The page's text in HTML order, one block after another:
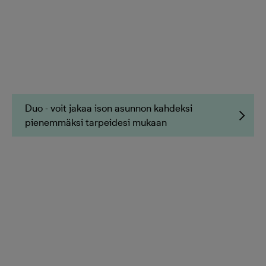
Duo - voit jakaa ison asunnon kahdeksi
pienemmäksi tarpeidesi mukaan